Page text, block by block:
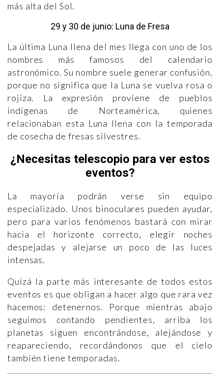
más alta del Sol.
29 y 30 de junio: Luna de Fresa
La última Luna llena del mes llega con uno de los
nombres más famosos del calendario
astronómico. Su nombre suele generar confusión,
porque no significa que la Luna se vuelva rosa o
rojiza. La expresión proviene de pueblos
indígenas de Norteamérica, quienes
relacionaban esta Luna llena con la temporada
de cosecha de fresas silvestres.
¿Necesitas telescopio para ver estos
eventos?
La mayoría podrán verse sin equipo
especializado. Unos binoculares pueden ayudar,
pero para varios fenómenos bastará con mirar
hacia el horizonte correcto, elegir noches
despejadas y alejarse un poco de las luces
intensas.
Quizá la parte más interesante de todos estos
eventos es que obligan a hacer algo que rara vez
hacemos: detenernos. Porque mientras abajo
seguimos contando pendientes, arriba los
planetas siguen encontrándose, alejándose y
reapareciendo, recordándonos que el cielo
también tiene temporadas.